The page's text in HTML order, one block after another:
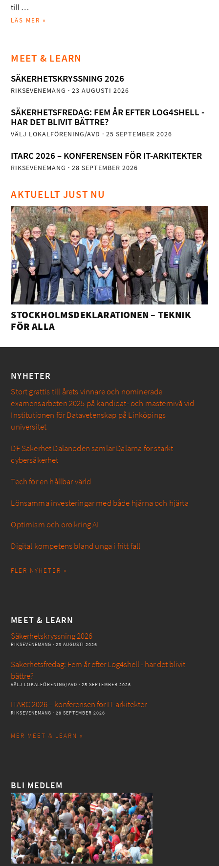
till …
LÄS MER »
MEET & LEARN
SÄKERHETSKRYSSNING 2026
RIKSEVENEMANG · 23 AUGUSTI 2026
SÄKERHETSFREDAG: FEM ÅR EFTER LOG4SHELL -
HAR DET BLIVIT BÄTTRE?
VÄLJ LOKALFÖRENING/AVD · 25 SEPTEMBER 2026
ITARC 2026 – KONFERENSEN FÖR IT-ARKITEKTER
RIKSEVENEMANG · 28 SEPTEMBER 2026
AKTUELLT JUST NU
STOCKHOLMSDEKLARATIONEN – TEKNIK
FÖR ALLA
NYHETER
Stort grattis till årets vinnare och nominerade
examensarbeten 2025 på kandidat- och masternivå vid
Institutionen för Datavetenskap på Linköpings
universitet
DF Säkerhet Dalanoden samlar Dalarna för stärkt
cybersäkerhet
Tech för en hållbar värld
Lönsamma investeringar med både hjärna och hjärta
Optimism och oro kring AI
Digital kompetens bland unga i fritt fall
FLER NYHETER »
MEET & LEARN
Säkerhetskryssning 2026
RIKSEVENEMANG · 23 AUGUSTI 2026
Säkerhetsfredag: Fem år efter Log4shell - har det blivit
bättre?
VÄLJ LOKALFÖRENING/AVD · 25 SEPTEMBER 2026
ITARC 2026 – konferensen för IT-arkitekter
RIKSEVENEMANG · 28 SEPTEMBER 2026
MER MEET & LEARN »
BLI MEDLEM